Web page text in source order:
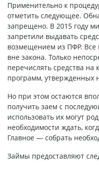
Применительно к
отметить следующее.
запрещено. В 2015 году
запретили выдавать
возмещением из ПФР.
вне закона. Только
перечислять средства на
программ, утвержденных
Но при этом остаются
получить заем с
использовать их могут
необходимости ждать,
Главное — собрать
Займы предоставляют